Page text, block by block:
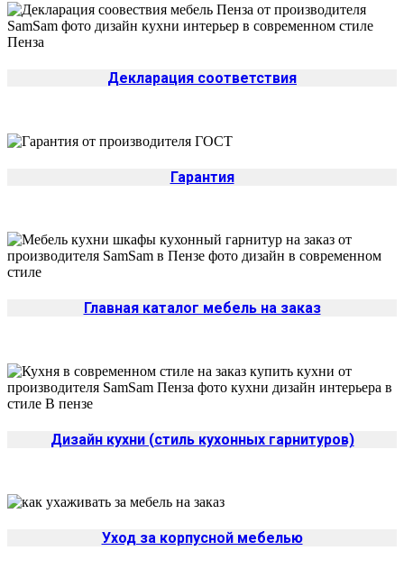
Декларация соответствия
Гарантия
Главная каталог мебель на заказ
Дизайн кухни (стиль кухонных гарнитуров)
Уход за корпусной мебелью